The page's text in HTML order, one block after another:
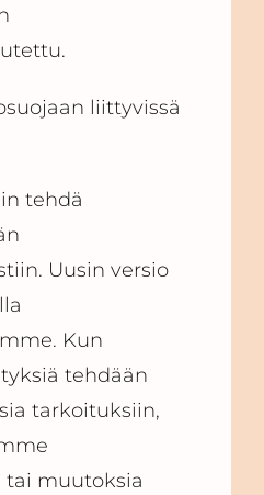
liittyvissä
tehdä
Uusin versio
Kun
tehdään
tarkoituksiin,
tai muutoksia